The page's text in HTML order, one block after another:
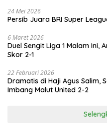
24 Mei 2026
Persib Juara BRI Super
6 Maret 2026
Duel Sengit Liga 1 Malam Ini,
Skor 2-1
22 Februari 2026
Dramatis di Haji Agus Salim,
Imbang Malut United 2-2